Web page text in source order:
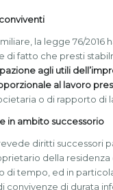
la legge 76/2016
di fatto che presti
agli utili
al lavoro
o di rapporto di
in ambito successorio
diritti successori
della
di tempo, ed in
di convivenze di durata